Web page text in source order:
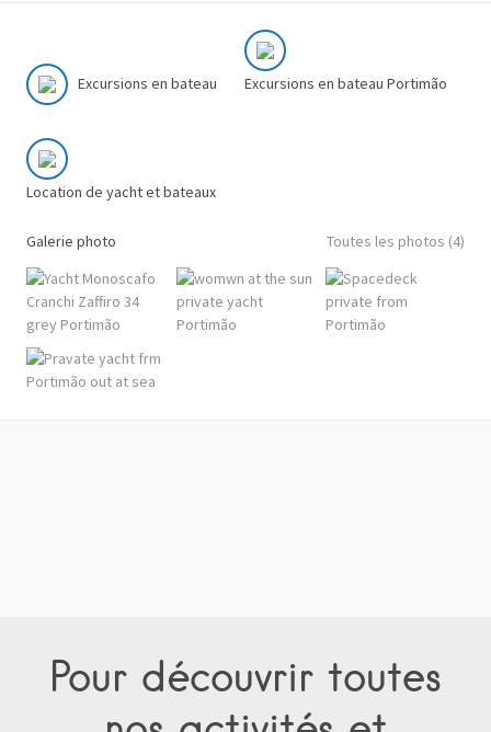
Excursions en bateau Excursions en bateau Portimão
Location de yacht et bateaux
Galerie photo Toutes les photos (4)
Pour découvrir toutes